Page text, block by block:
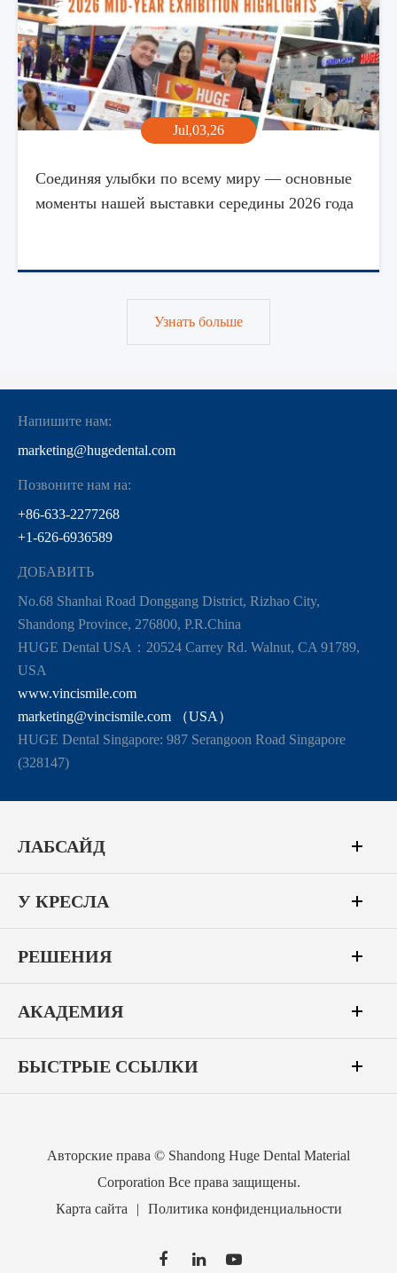
Jul,03,26
Соединяя улыбки по всему миру — основные
моменты нашей выставки середины 2026 года
Узнать больше
Напишите нам:
marketing@hugedental.com
Позвоните нам на:
+86-633-2277268
+1-626-6936589
ДОБАВИТЬ
No.68 Shanhai Road Donggang District, Rizhao City,
Shandong Province, 276800, P.R.China
HUGE Dental USA：20524 Carrey Rd. Walnut, CA 91789,
USA
www.vincismile.com
marketing@vincismile.com （USA）
HUGE Dental Singapore: 987 Serangoon Road Singapore
(328147)
ЛАБСАЙД
У КРЕСЛА
РЕШЕНИЯ
АКАДЕМИЯ
БЫСТРЫЕ ССЫЛКИ
Авторские права © Shandong Huge Dental Material
CorporationВсе права защищены.
Карта сайта
| Политика конфиденциальности